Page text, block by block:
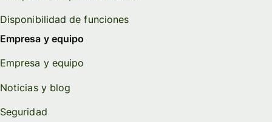
Disponibilidad de funciones
Empresa y equipo
Empresa y equipo
Noticias y blog
Seguridad